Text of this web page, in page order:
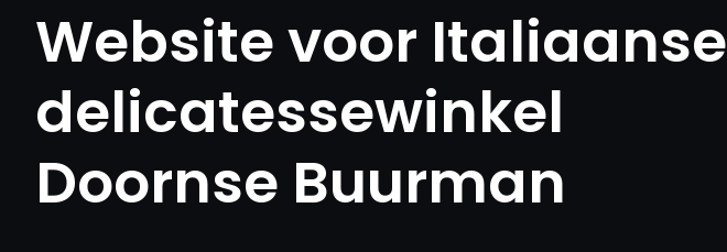
Website voor Italiaanse
delicatessewinkel
Doornse Buurman